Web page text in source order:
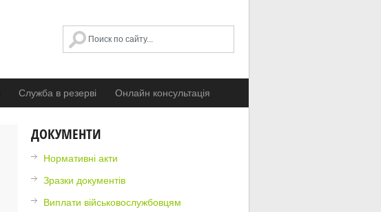
Служба в резерві Онлайн консультація
ДОКУМЕНТИ
Нормативні акти
Зразки документів
Виплати військовослужбовцям